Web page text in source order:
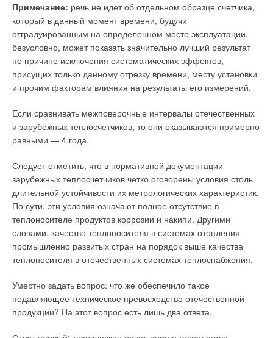
Примечание: речь не идет об отдельном образце счетчика,
который в данный момент времени, будучи
отградуированным на определенном месте эксплуатации,
безусловно, может показать значительно лучший результат
по причине исключения систематических эффектов,
присущих только данному отрезку времени, месту установки
и прочим факторам влияния на результаты его измерений.
Если сравнивать межповерочные интервалы отечественных
и зарубежных теплосчетчиков, то они оказываются примерно
равными — 4 года.
Следует отметить, что в нормативной документации
зарубежных теплосчетчиков четко оговорены условия столь
длительной устойчивости их метрологических характеристик.
По сути, эти условия означают полное отсутствие в
теплоносителе продуктов коррозии и накипи. Другими
словами, качество теплоносителя в системах отопления
промышленно развитых стран на порядок выше качества
теплоносителя в отечественных системах теплоснабжения.
Уместно задать вопрос: что же обеспечило такое
подавляющее техническое превосходство отечественной
продукции? На этот вопрос есть лишь два ответа.
Комментарии
В этой теме еще нет комментариев
Добавить комментарий
Ваше имя *
Ваш E-mail *
Промышленные котлы Стальные водогрейные котлы
В эту серию входят котлы моделей Prextherm, Prextherm 3G,
Prex 3G N тепловой мощностью от 107 кВт, до 11,5 МВт. В
данной группе можно найти оборудование любого типа и
класса: от установок с классической реверсивной топкой и
ультрасовременных трехходовых котлов с КПД до 94% и
пониженным содержанием NОx в дымовых газах (Prex 3G N).
Парогенераторы насыщенного пара Vapoprex с давлением
0,98; 12 и 15 бар разработаны в соответствии с европейской
директивой 97/23/CE (PED). Эта модель имеет широкий
мощностной ряд паропроизводительности от 100 кг до 20 т
пара в час. Компания также предлагает широкий спектр
генераторов перегретой воды производительностью от 180
до 14 МВт, которые предназначены для производства
ряд твердотопливных котлов, работающих на древесных
отходах и предназначенных для производства горячей воды,
перегретой воды или пара.
Климатотехника